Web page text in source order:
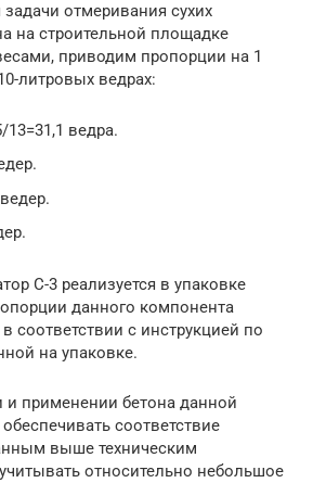
задачи отмеривания сухих
на строительной площадке
приводим пропорции на 1
литровых ведрах:
ведра.
С-3 реализуется в упаковке
данного компонента
соответствии с инструкцией по
на упаковке.
и применении бетона данной
соответствие
выше техническим
относительно небольшое